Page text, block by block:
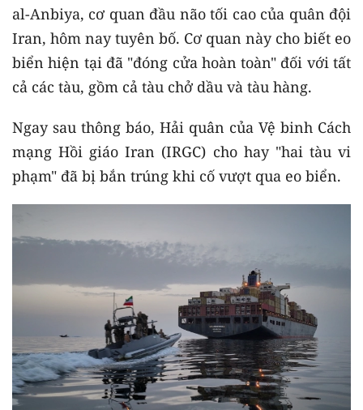
al-Anbiya, cơ quan đầu não tối cao của quân đội
Iran, hôm nay tuyên bố. Cơ quan này cho biết eo
biển hiện tại đã "đóng cửa hoàn toàn" đối với tất
cả các tàu, gồm cả tàu chở dầu và tàu hàng.
Ngay sau thông báo, Hải quân của Vệ binh Cách
mạng Hồi giáo Iran (IRGC) cho hay "hai tàu vi
phạm" đã bị bắn trúng khi cố vượt qua eo biển.